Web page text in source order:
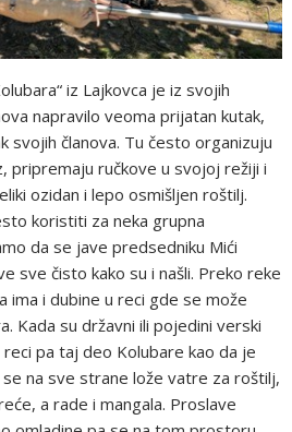
iz Lajkovca je iz svojih
napravilo veoma prijatan kutak,
svojih članova. Tu često organizuju
pripremaju ručkove u svojoj režiji i
ozidan i lepo osmišljen roštilj.
koristiti za neka grupna
da se jave predsedniku Mići
sve čisto kako su i našli. Preko reke
ima i dubine u reci gde se može
Kada su državni ili pojedini verski
pa taj deo Kolubare kao da je
na sve strane lože vatre za roštilj,
a rade i mangala. Proslave